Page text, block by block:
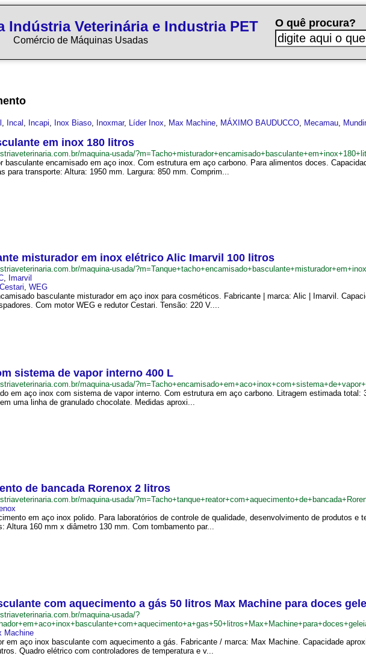
Indústria Veterinária e Industria PET
Comércio de Máquinas Usadas
O quê procura?
, Incal , Incapi, Inox Biaso, Inoxmar, Líder Inox, Max Machine, MÁXIMO BAUDUCCO, Mecamau,
em inox 180 litros
maquina-usada/
basculante encamisado em aço inox. Com estrutura em aço carbono. Para alimentos doces.
para transporte: Altura: 1950 mm. Largura: 850 mm. Comprim...
misturador em inox elétrico Alic Imarvil 100 litros
maquina-usada/
, Imarvil
Cestari, WEG
basculante misturador em aço inox para cosméticos. Fabricante | marca: Alic | Imarvil.
Com motor WEG e redutor Cestari. Tensão: 220 V....
sistema de vapor interno 400 L
maquina-usada/
em aço inox com sistema de vapor interno. Com estrutura em aço carbono. Litragem estimada
uma linha de granulado chocolate. Medidas aproxi...
de bancada Rorenox 2 litros
maquina-usada/
em aço inox polido. Para laboratórios de controle de qualidade, desenvolvimento de produtos
Altura 160 mm x diâmetro 130 mm. Com tombamento par...
com aquecimento a gás 50 litros Max Machine para doces
maquina-usada/?
Machine
em aço inox basculante com aquecimento a gás. Fabricante / marca: Max Machine. Capacidade
Quadro elétrico com controladores de temperatura e v...